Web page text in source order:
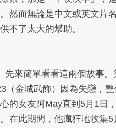
然而無論是中文或英文片
不了太大的幫助。
先來簡單看看這兩個故事
（金城武飾）因為失戀，
的女友阿May直到5月1日
在此期間，他瘋狂地收集